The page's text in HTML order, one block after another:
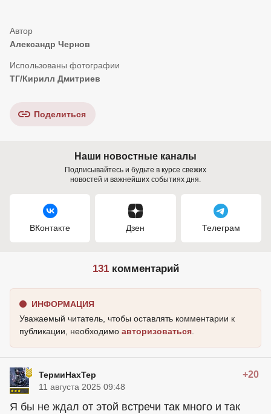
Александр Чернов
ТГ/Кирилл Дмитриев
Поделиться
Наши новостные каналы
Подписывайтесь и будьте в курсе свежих
новостей и важнейших событиях дня.
ВКонтакте Дзен Телеграм
131комментарий
ИНФОРМАЦИЯ
Уважаемый читатель, чтобы оставлять комментарии к
публикации, необходимо авторизоваться.
ТермиНахТер +20
11 августа 2025 09:48
Я бы не ждал от этой встречи так много и так